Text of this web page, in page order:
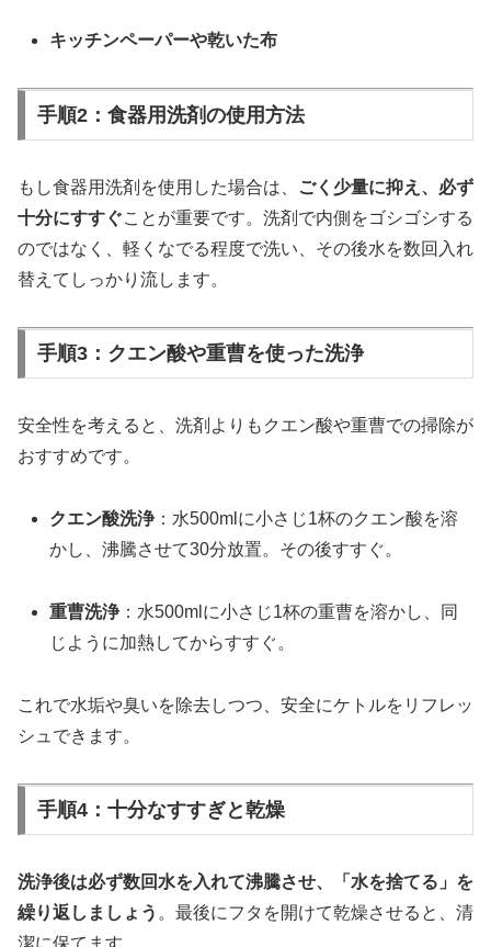
キッチンペーパーや乾いた布
手順2：食器用洗剤の使用方法
もし食器用洗剤を使用した場合は、
ごく少量に抑え、必ず
十分にすすぐことが重要です。洗剤で内側をゴシゴシする
のではなく、軽くなでる程度で洗い、その後水を数回入れ
替えてしっかり流します。
手順3：クエン酸や重曹を使った洗浄
安全性を考えると、洗剤よりもクエン酸や重曹での掃除が
おすすめです。
クエン酸洗浄：水500mlに小さじ1杯のクエン酸を溶
かし、沸騰させて30分放置。その後すすぐ。
重曹洗浄：水500mlに小さじ1杯の重曹を溶かし、同
じように加熱してからすすぐ。
これで水垢や臭いを除去しつつ、安全にケトルをリフレッ
シュできます。
手順4：十分なすすぎと乾燥
洗浄後は必ず数回水を入れて沸騰させ、「水を捨てる」を
繰り返しましょう 。最後にフタを開けて乾燥させると、清